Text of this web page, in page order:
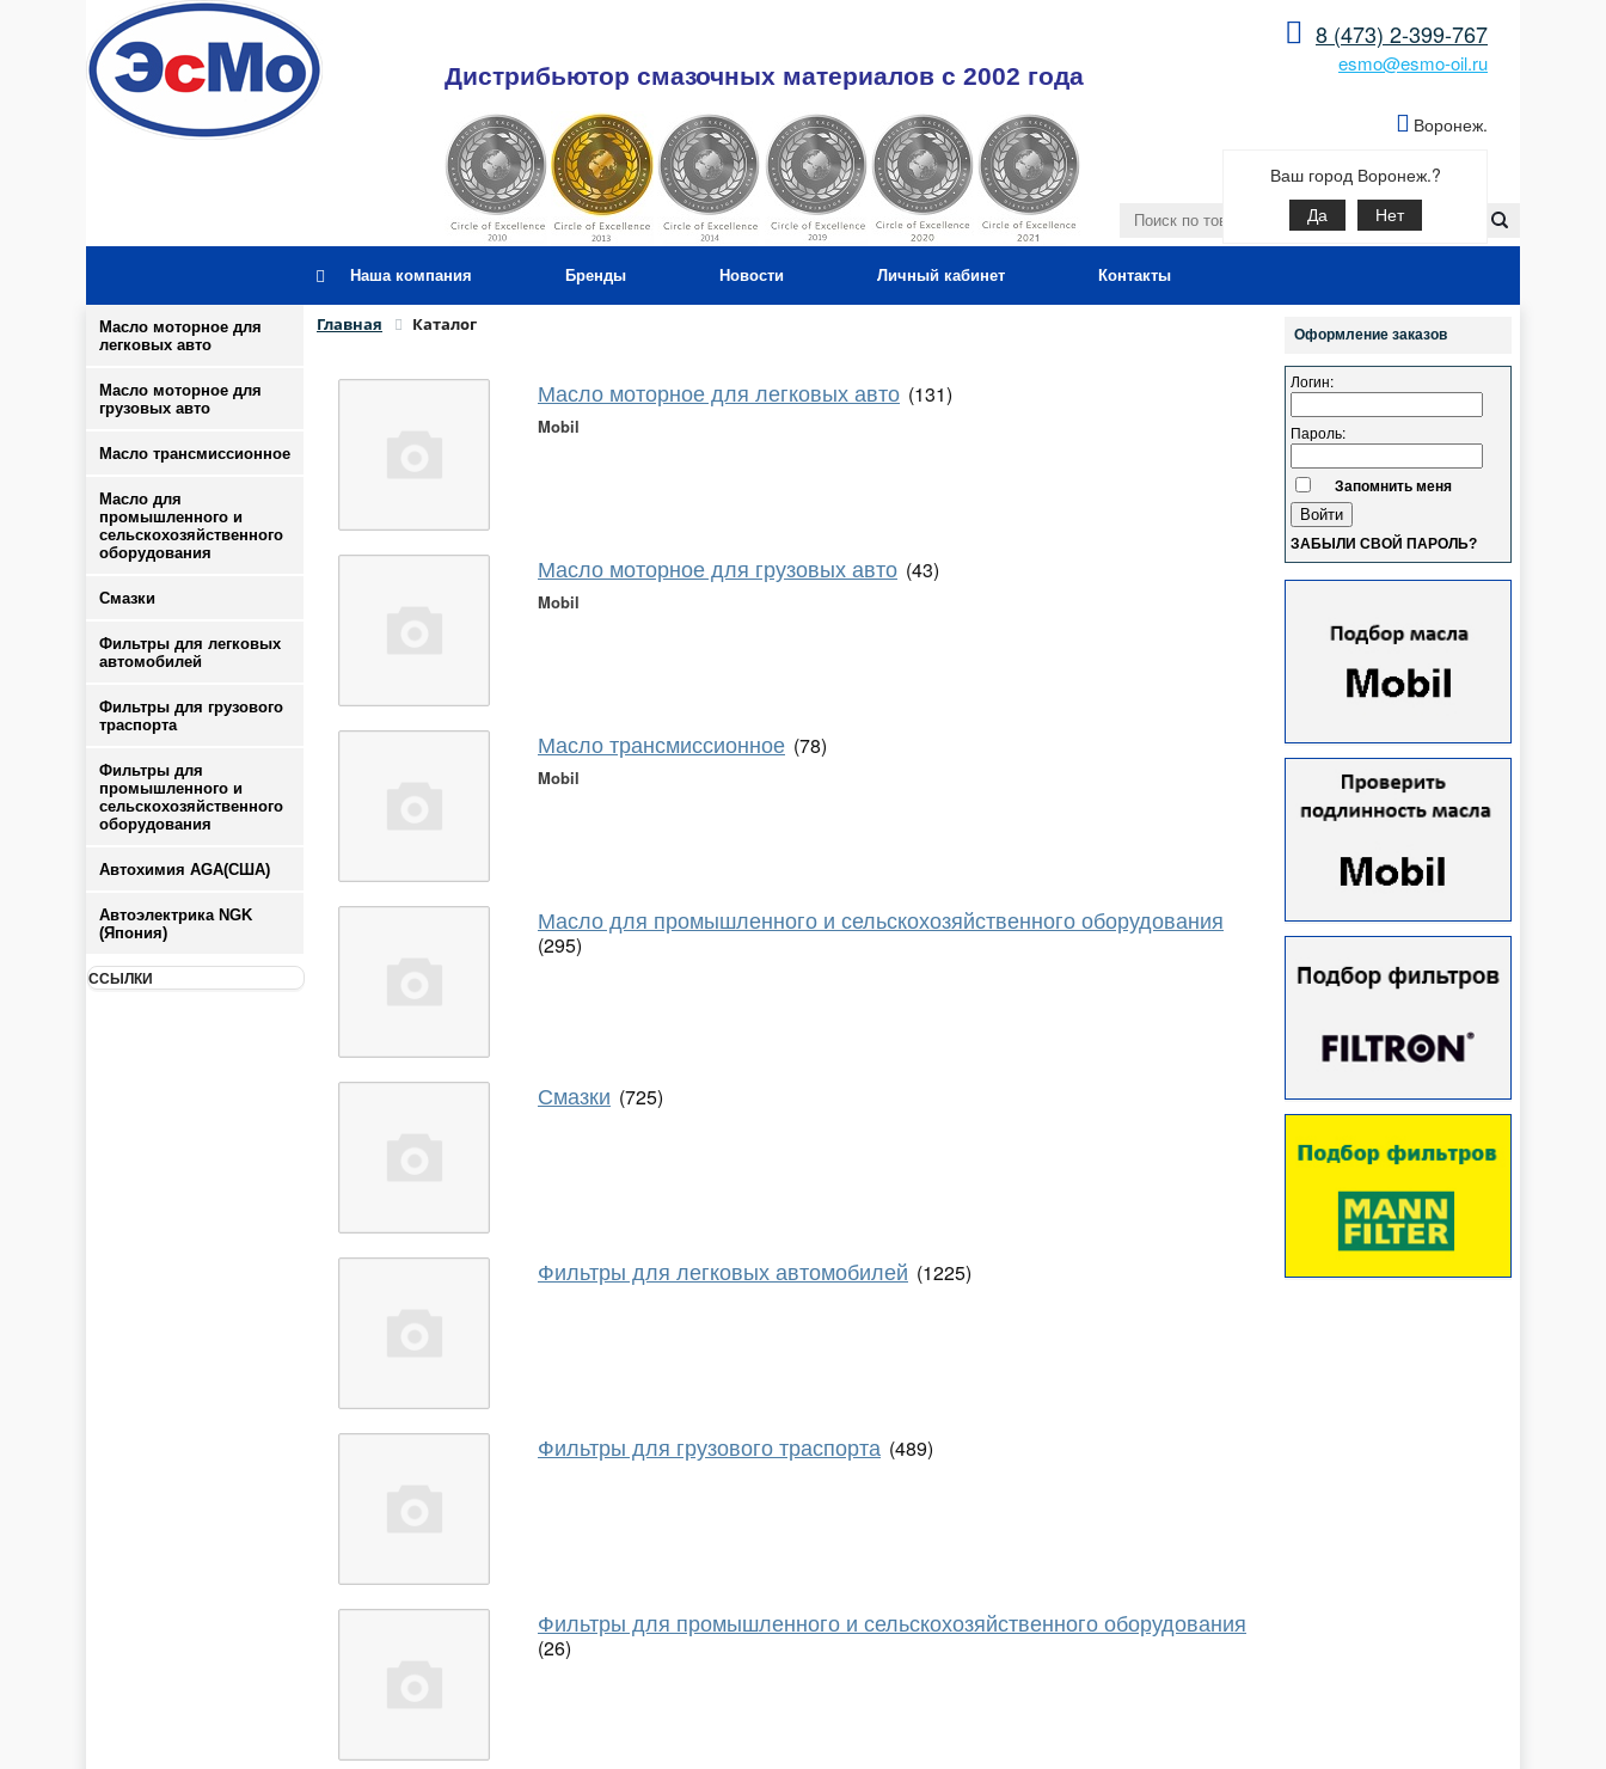
8 (473) 2-399-767
esmo@esmo-oil.ru
Дистрибьютор смазочных материалов c 2002 года
Воронеж.
Ваш город Воронеж.?
Да Нет
Наша компания Бренды Новости Личный кабинет Контакты
Масло моторное для
легковых авто
Масло моторное для
грузовых авто
Масло трансмиссионное
Масло для
промышленного и
сельскохозяйственного
оборудования
Смазки
Фильтры для легковых
автомобилей
Фильтры для грузового
траспорта
Фильтры для
промышленного и
сельскохозяйственного
оборудования
Автохимия AGA(США)
Автоэлектрика NGK
(Япония)
ССЫЛКИ
Главная Каталог
Масло моторное для легковых авто (131)
Mobil
Масло моторное для грузовых авто (43)
Mobil
Масло трансмиссионное (78)
Mobil
Масло для промышленного и сельскохозяйственного оборудования
(295)
Смазки (725)
Фильтры для легковых автомобилей (1225)
Фильтры для грузового траспорта (489)
Фильтры для промышленного и сельскохозяйственного оборудования
(26)
Оформление заказов
Логин:
Пароль:
Запомнить меня
ЗАБЫЛИ СВОЙ ПАРОЛЬ?